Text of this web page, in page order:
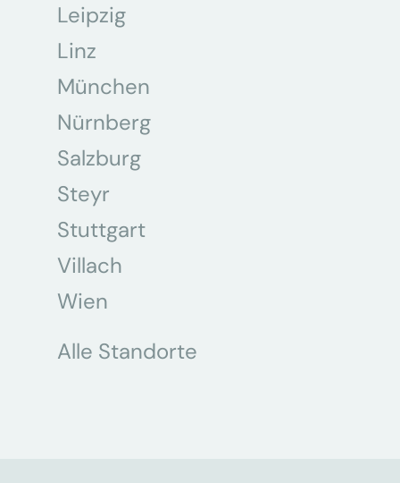
Leipzig
Linz
München
Nürnberg
Salzburg
Steyr
Stuttgart
Villach
Wien
Alle Standorte